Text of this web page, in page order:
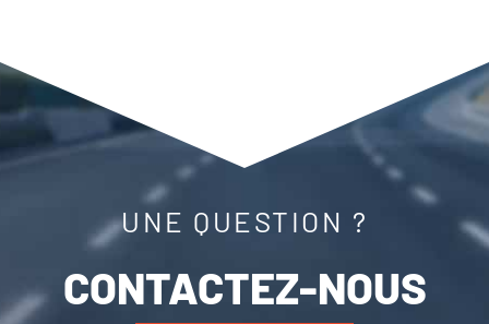
UNE QUESTION ?
CONTACTEZ-NOUS